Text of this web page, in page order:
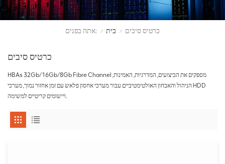
אתה בפנים: / בית / כרטיס סיבים
כרטיס סיבים
HBAs 32Gb/16Gb/8Gb Fibre Channel מספקים את הביצועים, המדרגיות, האמינות,
הניהול והאבחון האולטימטיביים עבור מערכי אחסון פלאש עם זמן אחזור נמוך, מערכי HDD
ויישומים קריטיים למשימה.